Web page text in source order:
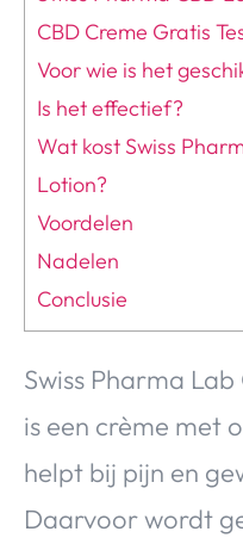
CBD Creme Gratis
Voor wie is het
Is het effectief?
Wat kost Swiss
Lotion?
Voordelen
Nadelen
Conclusie
Swiss Pharma
is een crème met
helpt bij pijn en
Daarvoor wordt